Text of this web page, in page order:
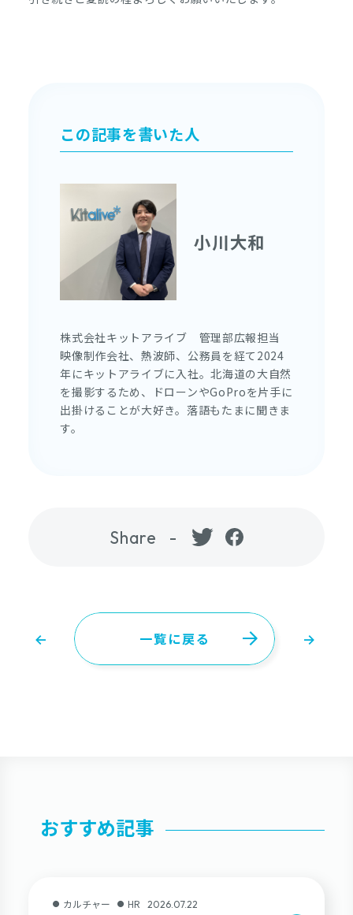
この記事を書いた人
小川大和
株式会社キットアライブ 管理部広報担当
映像制作会社、熱波師、公務員を経て2024
年にキットアライブに入社。北海道の大自然
を撮影するため、ドローンやGoProを片手に
出掛けることが大好き。落語もたまに聞きま
す。
Share
一覧に戻る
おすすめ記事
カルチャー HR 2026.07.22